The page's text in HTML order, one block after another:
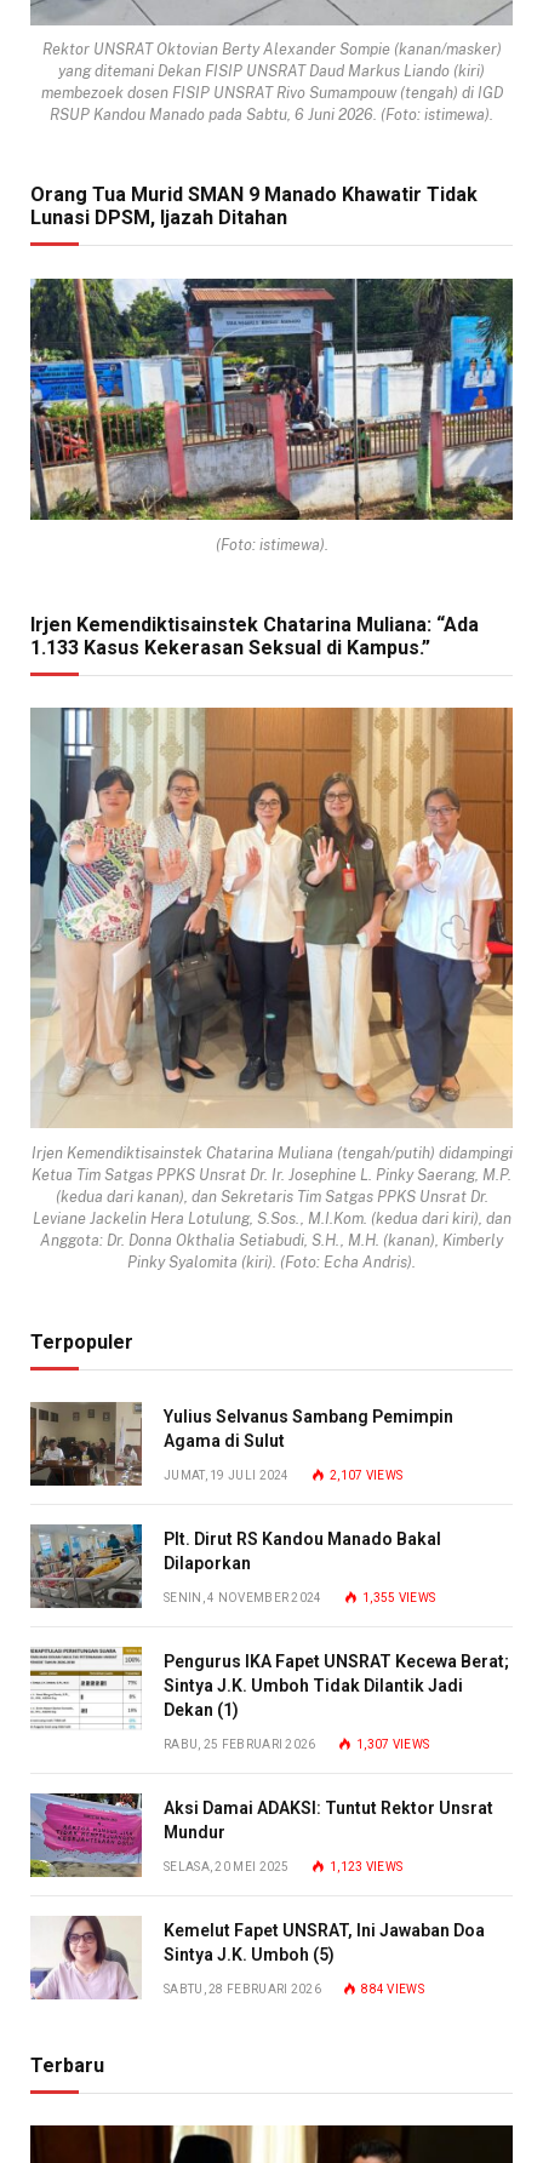
Rektor UNSRAT Oktovian Berty Alexander Sompie (kanan/masker)
yang ditemani Dekan FISIP UNSRAT Daud Markus Liando (kiri)
membezoek dosen FISIP UNSRAT Rivo Sumampouw (tengah) di IGD
RSUP Kandou Manado pada Sabtu, 6 Juni 2026. (Foto: istimewa).
Orang Tua Murid SMAN 9 Manado Khawatir Tidak
Lunasi DPSM, Ijazah Ditahan
(Foto: istimewa).
Irjen Kemendiktisainstek Chatarina Muliana: “Ada
1.133 Kasus Kekerasan Seksual di Kampus.”
Irjen Kemendiktisainstek Chatarina Muliana (tengah/putih) didampingi
Ketua Tim Satgas PPKS Unsrat Dr. Ir. Josephine L. Pinky Saerang, M.P.
(kedua dari kanan), dan Sekretaris Tim Satgas PPKS Unsrat Dr.
Leviane Jackelin Hera Lotulung, S.Sos., M.I.Kom. (kedua dari kiri), dan
Anggota: Dr. Donna Okthalia Setiabudi, S.H., M.H. (kanan), Kimberly
Pinky Syalomita (kiri). (Foto: Echa Andris).
Terpopuler
Yulius Selvanus Sambang Pemimpin
Agama di Sulut
JUMAT, 19 JULI 2024 2,107 VIEWS
Plt. Dirut RS Kandou Manado Bakal
Dilaporkan
SENIN, 4 NOVEMBER 2024 1,355 VIEWS
Pengurus IKA Fapet UNSRAT Kecewa Berat;
Sintya J.K. Umboh Tidak Dilantik Jadi
Dekan (1)
RABU, 25 FEBRUARI 2026 1,307 VIEWS
Aksi Damai ADAKSI: Tuntut Rektor Unsrat
Mundur
SELASA, 20 MEI 2025 1,123 VIEWS
Kemelut Fapet UNSRAT, Ini Jawaban Doa
Sintya J.K. Umboh (5)
SABTU, 28 FEBRUARI 2026 884VIEWS
Terbaru